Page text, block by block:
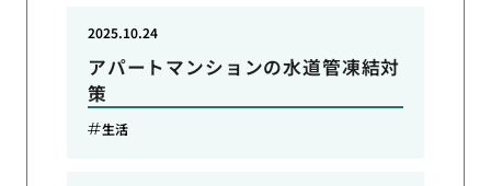
アパートマンションの水道管凍結対
策
2025.10.24
生活